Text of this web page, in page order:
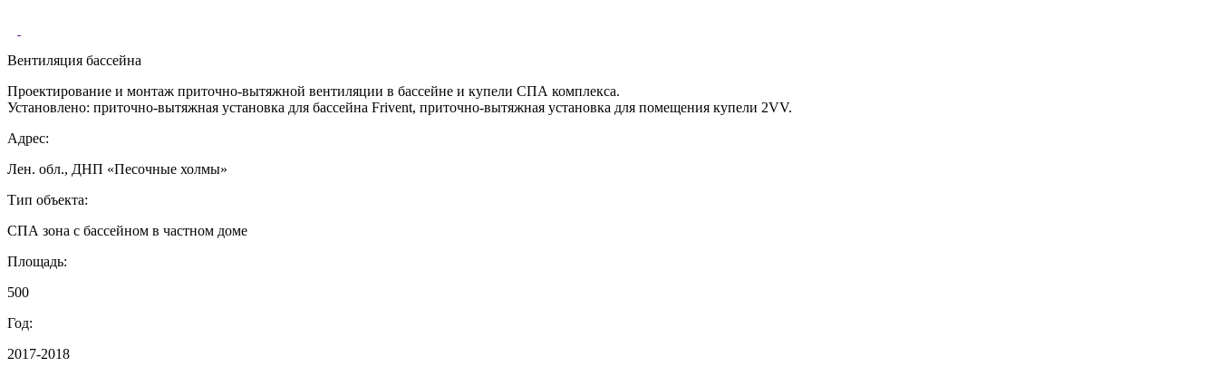
Вентиляция бассейна
Проектирование и монтаж приточно-вытяжной вентиляции в бассейне и купели СПА комплекса.
Установлено: приточно-вытяжная установка для бассейна Frivent, приточно-вытяжная установка для помещения купели 2VV.
Адрес:
Лен. обл., ДНП «Песочные холмы»
Тип объекта:
СПА зона с бассейном в частном доме
Площадь:
500
Год:
2017-2018